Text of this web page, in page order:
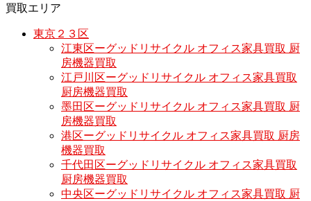
買取エリア
東京２３区
江東区ーグッドリサイクル オフィス家具買取 厨
房機器買取
江戸川区ーグッドリサイクル オフィス家具買取
厨房機器買取
墨田区ーグッドリサイクル オフィス家具買取 厨
房機器買取
港区ーグッドリサイクル オフィス家具買取 厨房
機器買取
千代田区ーグッドリサイクル オフィス家具買取
厨房機器買取
中央区ーグッドリサイクル オフィス家具買取 厨